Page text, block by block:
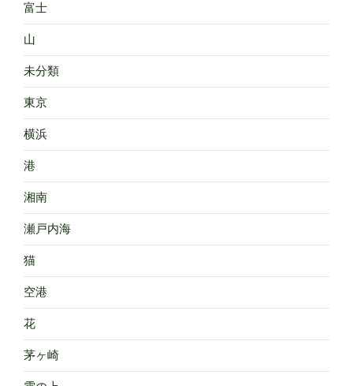
富士
山
未分類
東京
横浜
港
湘南
瀬戸内海
猫
空港
花
茅ヶ崎